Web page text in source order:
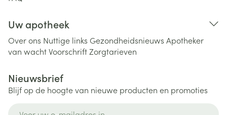
Uw apotheek
Over ons Nuttige links Gezondheidsnieuws Apotheker
van wachtVoorschriftZorgtarieven
Nieuwsbrief
Blijf op de hoogte van nieuwe producten en promoties